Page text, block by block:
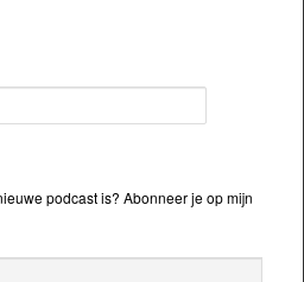
podcast is? Abonneer je op mijn